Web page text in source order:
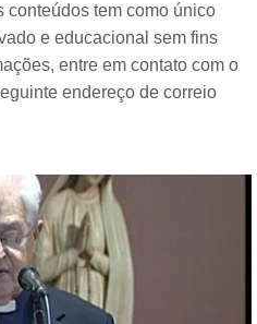
conteúdos tem como único
e educacional sem fins
entre em contato com o
endereço de correio